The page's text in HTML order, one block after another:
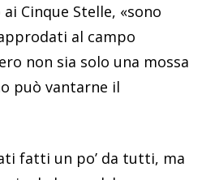
Cinque Stelle, «sono
al campo
non sia solo una mossa
può vantarne il
fatti un po’ da tutti, ma